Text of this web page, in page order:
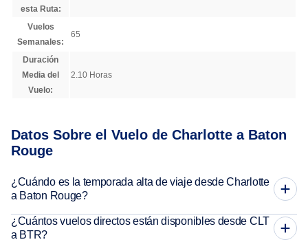
esta Ruta:
Vuelos
Semanales:
65
Duración
Media del
Vuelo:
2.10 Horas
Datos Sobre el Vuelo de Charlotte a Baton
Rouge
¿Cuándo es la temporada alta de viaje desde Charlotte
a Baton Rouge?
¿Cuántos vuelos directos están disponibles desde CLT
a BTR?